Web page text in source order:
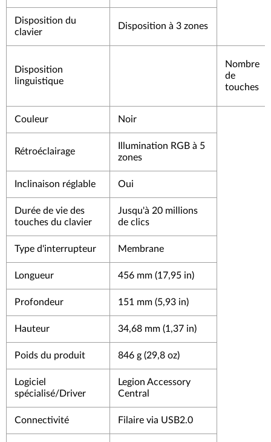
Disposition du
clavier
Disposition à 3 zones
Disposition
linguistique
Nombre
de
touches
Couleur Noir
Rétroéclairage
Illumination RGB à 5
zones
Inclinaison réglable Oui
Durée de vie des
touches du clavier
Jusqu'à 20 millions
de clics
Type d'interrupteur Membrane
Longueur 456 mm (17,95 in)
Profondeur 151 mm (5,93 in)
Hauteur 34,68 mm (1,37 in)
Poids du produit 846 g (29,8 oz)
Logiciel
spécialisé/Driver
Legion Accessory
Central
Connectivité Filaire via USB2.0